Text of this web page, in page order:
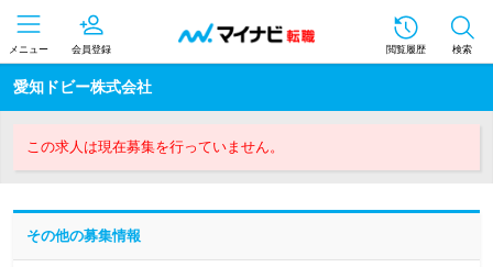
メニュー 会員登録 閲覧履歴 検索
愛知ドビー株式会社
この求人は現在募集を行っていません。
その他の募集情報